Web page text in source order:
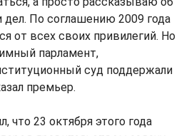
По соглашению 2009 года
от всех своих привилегий. Но
парламент,
суд поддержали
премьер.
что 23 октября этого года